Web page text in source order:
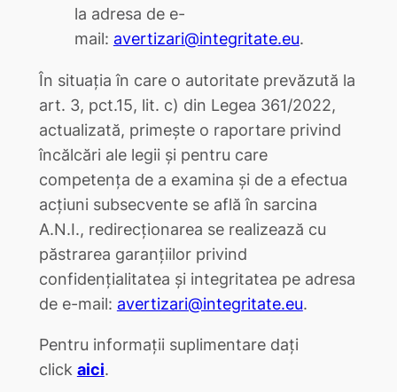
la adresa de e-
mail: avertizari@integritate.eu.
În situația în care o autoritate prevăzută la
art. 3, pct.15, lit. c) din Legea 361/2022,
actualizată, primește o raportare privind
încălcări ale legii și pentru care
competența de a examina și de a efectua
acțiuni subsecvente se află în sarcina
A.N.I., redirecționarea se realizează cu
păstrarea garanțiilor privind
confidențialitatea și integritatea pe adresa
de e-mail: avertizari@integritate.eu.
Pentru informații suplimentare dați
click aici.